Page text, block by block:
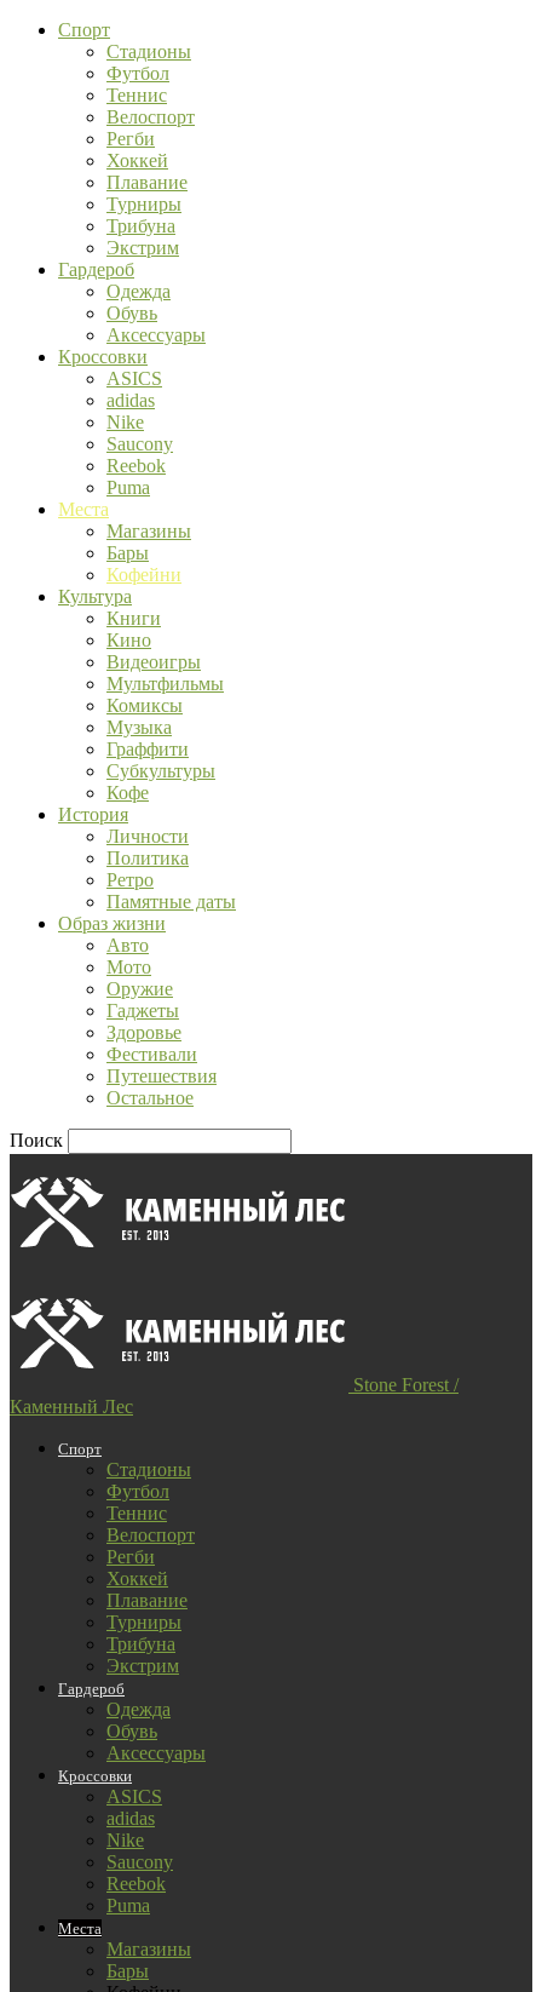
Спорт
Стадионы
Футбол
Теннис
Велоспорт
Регби
Хоккей
Плавание
Турниры
Трибуна
Экстрим
Гардероб
Одежда
Обувь
Аксессуары
Кроссовки
ASICS
adidas
Nike
Saucony
Reebok
Puma
Места
Магазины
Бары
Кофейни
Культура
Книги
Кино
Видеоигры
Мультфильмы
Комиксы
Музыка
Граффити
Субкультуры
Кофе
История
Личности
Политика
Ретро
Памятные даты
Образ жизни
Авто
Мото
Оружие
Гаджеты
Здоровье
Фестивали
Путешествия
Остальное
Поиск
Stone Forest /
Каменный Лес
Спорт
Стадионы
Футбол
Теннис
Велоспорт
Регби
Хоккей
Плавание
Турниры
Трибуна
Экстрим
Гардероб
Одежда
Обувь
Аксессуары
Кроссовки
ASICS
adidas
Nike
Saucony
Reebok
Puma
Места
Магазины
Бары